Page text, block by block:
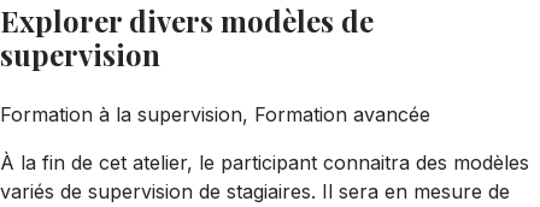
Explorer divers modèles de
supervision
Formation à la supervision, Formation avancée
À la fin de cet atelier, le participant connaitra des modèles
variés de supervision de stagiaires. Il sera en mesure de